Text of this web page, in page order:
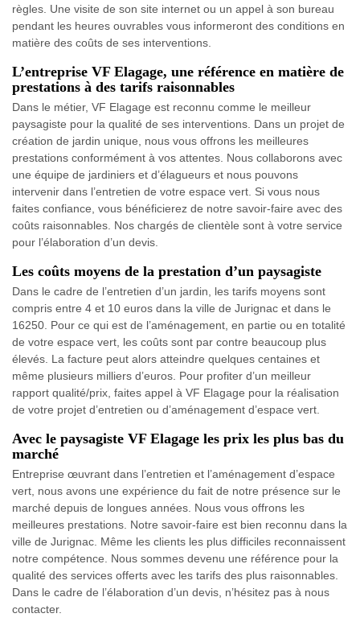
règles. Une visite de son site internet ou un appel à son bureau
pendant les heures ouvrables vous informeront des conditions en
matière des coûts de ses interventions.
L’entreprise VF Elagage, une référence en matière de
prestations à des tarifs raisonnables
Dans le métier, VF Elagage est reconnu comme le meilleur
paysagiste pour la qualité de ses interventions. Dans un projet de
création de jardin unique, nous vous offrons les meilleures
prestations conformément à vos attentes. Nous collaborons avec
une équipe de jardiniers et d’élagueurs et nous pouvons
intervenir dans l’entretien de votre espace vert. Si vous nous
faites confiance, vous bénéficierez de notre savoir-faire avec des
coûts raisonnables. Nos chargés de clientèle sont à votre service
pour l’élaboration d’un devis.
Les coûts moyens de la prestation d’un paysagiste
Dans le cadre de l’entretien d’un jardin, les tarifs moyens sont
compris entre 4 et 10 euros dans la ville de Jurignac et dans le
16250. Pour ce qui est de l’aménagement, en partie ou en totalité
de votre espace vert, les coûts sont par contre beaucoup plus
élevés. La facture peut alors atteindre quelques centaines et
même plusieurs milliers d’euros. Pour profiter d’un meilleur
rapport qualité/prix, faites appel à VF Elagage pour la réalisation
de votre projet d’entretien ou d’aménagement d’espace vert.
Avec le paysagiste VF Elagage les prix les plus bas du
marché
Entreprise œuvrant dans l’entretien et l’aménagement d’espace
vert, nous avons une expérience du fait de notre présence sur le
marché depuis de longues années. Nous vous offrons les
meilleures prestations. Notre savoir-faire est bien reconnu dans la
ville de Jurignac. Même les clients les plus difficiles reconnaissent
notre compétence. Nous sommes devenu une référence pour la
qualité des services offerts avec les tarifs des plus raisonnables.
Dans le cadre de l’élaboration d’un devis, n’hésitez pas à nous
contacter.